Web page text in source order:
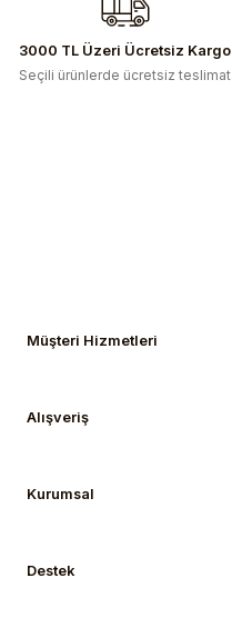
3000 TL Üzeri Ücretsiz Kargo
Seçili ürünlerde ücretsiz teslimat
Müşteri Hizmetleri
Alışveriş
Kurumsal
Destek